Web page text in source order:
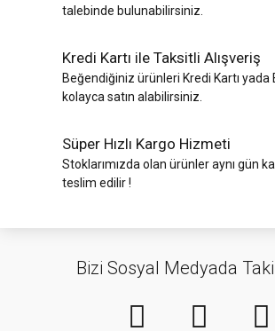
talebinde bulunabilirsiniz.
Kredi Kartı ile Taksitli Alışveriş
Beğendiğiniz ürünleri Kredi Kartı yada
kolayca satın alabilirsiniz.
Süper Hızlı Kargo Hizmeti
Stoklarımızda olan ürünler aynı gün
teslim edilir !
Bizi Sosyal Medyada